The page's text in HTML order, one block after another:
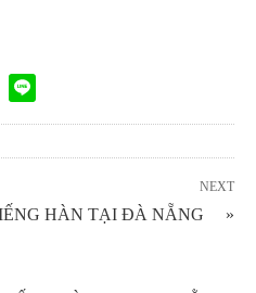
NEXT
HÀN TẠI ĐÀ NẴNG »